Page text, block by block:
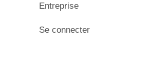
Entreprise
Se connecter